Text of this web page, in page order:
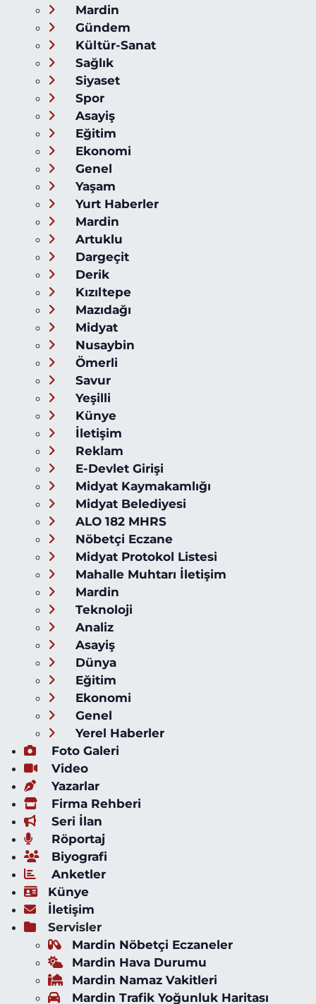
Mardin
Gündem
Kültür-Sanat
Sağlık
Siyaset
Spor
Asayiş
Eğitim
Ekonomi
Genel
Yaşam
Yurt Haberler
Mardin
Artuklu
Dargeçit
Derik
Kızıltepe
Mazıdağı
Midyat
Nusaybin
Ömerli
Savur
Yeşilli
Künye
İletişim
Reklam
E-Devlet Girişi
Midyat Kaymakamlığı
Midyat Belediyesi
ALO 182 MHRS
Nöbetçi Eczane
Midyat Protokol Listesi
Mahalle Muhtarı İletişim
Mardin
Teknoloji
Analiz
Asayiş
Dünya
Eğitim
Ekonomi
Genel
Yerel Haberler
Foto Galeri
Video
Yazarlar
Firma Rehberi
Seri İlan
Röportaj
Biyografi
Anketler
Künye
İletişim
Servisler
Mardin Nöbetçi Eczaneler
Mardin Hava Durumu
Mardin Namaz Vakitleri
Mardin Trafik Yoğunluk Haritası